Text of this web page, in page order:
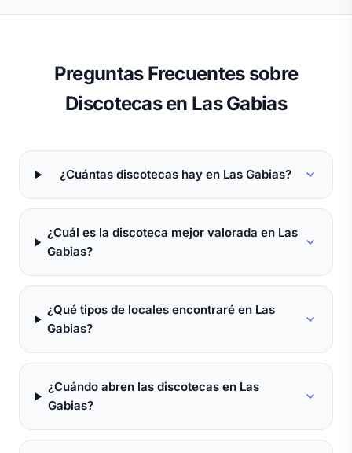
Preguntas Frecuentes sobre
Discotecas en Las Gabias
¿Cuántas discotecas hay en Las Gabias?
¿Cuál es la discoteca mejor valorada en Las
Gabias?
¿Qué tipos de locales encontraré en Las
Gabias?
¿Cuándo abren las discotecas en Las
Gabias?